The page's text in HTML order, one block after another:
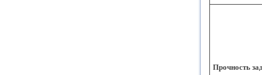
Прочность